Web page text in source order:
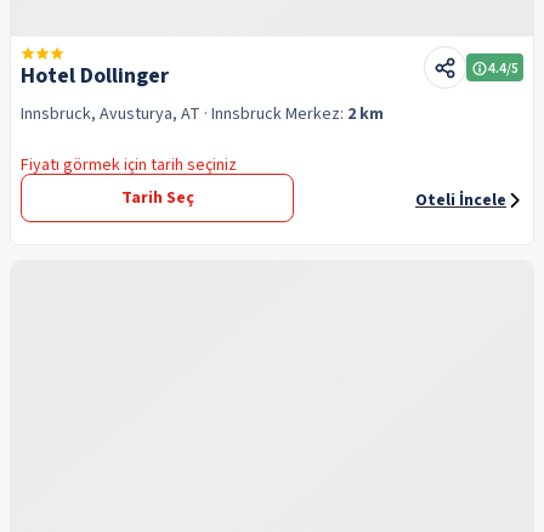
Hotel Dollinger 4.4/5
Innsbruck, Avusturya, AT · InnsbruckMerkez: 2 km
Fiyatı görmek için tarih seçiniz
Tarih Seç
Oteli İncele